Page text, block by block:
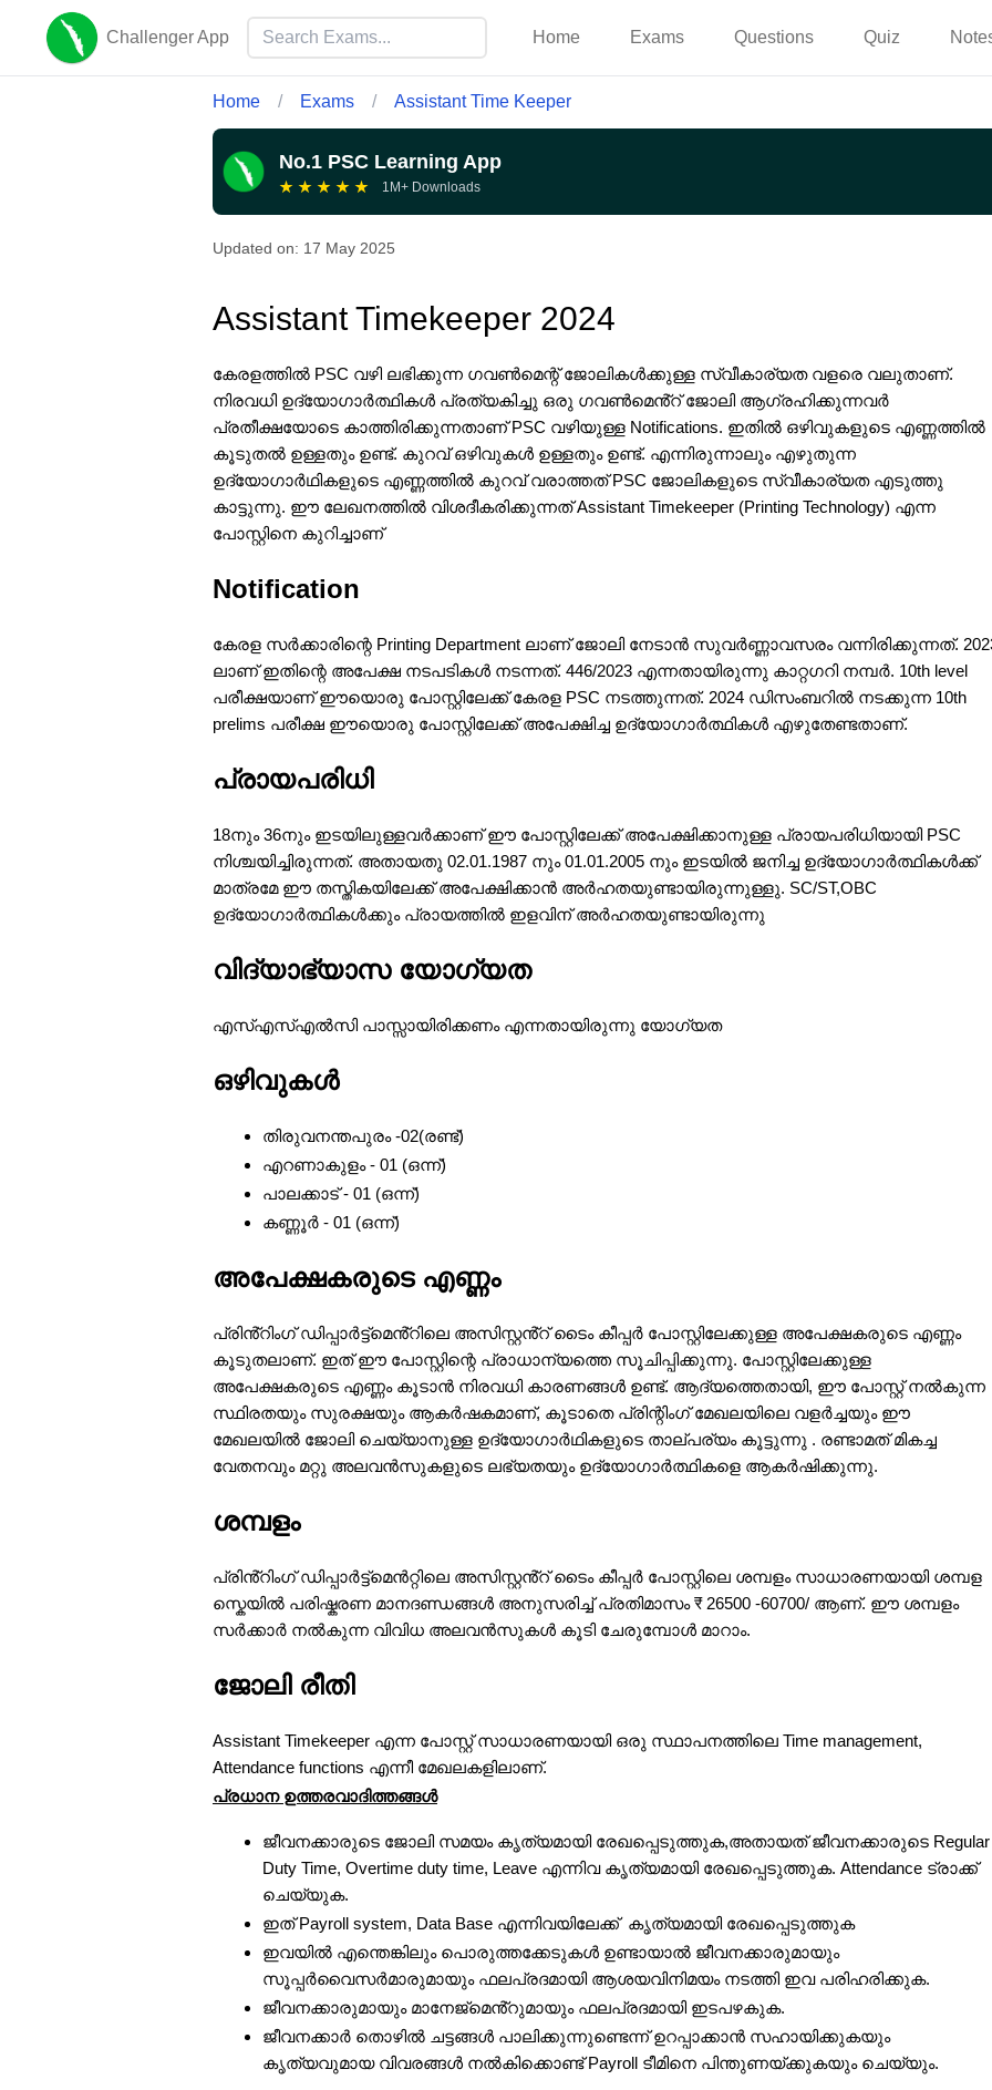
Challenger App Home Exams Questions Quiz
Home / Exams / Assistant Time Keeper
No.1 PSC Learning App
★ ★ ★ ★ ★ 1M+ Downloads
Updated on: 17 May 2025
Assistant Timekeeper 2024
കേരളത്തിൽ PSC വഴി ലഭിക്കുന്ന ഗവൺമെന്റ് ജോലികൾക്കുള്ള സ്വീകാര്യത വളരെ വലുതാണ്.
നിരവധി ഉദ്യോഗാർത്ഥികൾ പ്രത്യകിച്ചു ഒരു ഗവൺമെൻ്റ് ജോലി ആഗ്രഹിക്കുന്നവർ
പ്രതീക്ഷയോടെ കാത്തിരിക്കുന്നതാണ് PSC വഴിയുള്ള Notifications. ഇതിൽ ഒഴിവുകളുടെ എണ്ണത്തിൽ
കൂടുതൽ ഉള്ളതും ഉണ്ട്. കുറവ് ഒഴിവുകൾ ഉള്ളതും ഉണ്ട്. എന്നിരുന്നാലും എഴുതുന്ന
ഉദ്യോഗാർഥികളുടെ എണ്ണത്തിൽ കുറവ് വരാത്തത് PSC ജോലികളുടെ സ്വീകാര്യത എടുത്തു
കാട്ടുന്നു. ഈ ലേഖനത്തിൽ വിശദീകരിക്കുന്നത് Assistant Timekeeper (Printing Technology) എന്ന
പോസ്റ്റിനെ കുറിച്ചാണ്
Notification
കേരള സര്‍ക്കാരിന്റെ Printing Department ലാണ് ജോലി നേടാന്‍ സുവര്‍ണ്ണാവസരം വന്നിരിക്കുന്നത്.
ലാണ് ഇതിന്റെ അപേക്ഷ നടപടികൾ നടന്നത്. 446/2023 എന്നതായിരുന്നു കാറ്റഗറി നമ്പർ. 10th level
പരീക്ഷയാണ് ഈയൊരു പോസ്റ്റിലേക്ക് കേരള PSC നടത്തുന്നത്. 2024 ഡിസംബറിൽ നടക്കുന്ന 10th
prelims പരീക്ഷ ഈയൊരു പോസ്റ്റിലേക്ക് അപേക്ഷിച്ച ഉദ്യോഗാർത്ഥികൾ എഴുതേണ്ടതാണ്.
പ്രായപരിധി
18നും 36നും ഇടയിലുള്ളവർക്കാണ് ഈ പോസ്റ്റിലേക്ക് അപേക്ഷിക്കാനുള്ള പ്രായപരിധിയായി PSC
നിശ്ചയിച്ചിരുന്നത്. അതായതു 02.01.1987 നും 01.01.2005 നും ഇടയിൽ ജനിച്ച ഉദ്യോഗാർത്ഥികൾക്ക്
മാത്രമേ ഈ തസ്തികയിലേക്ക് അപേക്ഷിക്കാൻ അർഹതയുണ്ടായിരുന്നുള്ളു. SC/ST,OBC
ഉദ്യോഗാർത്ഥികൾക്കും പ്രായത്തിൽ ഇളവിന് അർഹതയുണ്ടായിരുന്നു
വിദ്യാഭ്യാസ യോഗ്യത
എസ്എസ്എൽസി പാസ്സായിരിക്കണം എന്നതായിരുന്നു യോഗ്യത
ഒഴിവുകൾ
തിരുവനന്തപുരം -02(രണ്ട്)
എറണാകുളം - 01 (ഒന്ന്)
പാലക്കാട് - 01 (ഒന്ന്)
കണ്ണൂർ - 01 (ഒന്ന്)
അപേക്ഷകരുടെ എണ്ണം
പ്രിൻ്റിംഗ് ഡിപ്പാർട്ട്‌മെൻ്റിലെ അസിസ്റ്റൻ്റ് ടൈം കീപ്പർ പോസ്റ്റിലേക്കുള്ള അപേക്ഷകരുടെ എണ്ണം
കൂടുതലാണ്. ഇത് ഈ പോസ്റ്റിന്റെ പ്രാധാന്യത്തെ സൂചിപ്പിക്കുന്നു. പോസ്റ്റിലേക്കുള്ള
അപേക്ഷകരുടെ എണ്ണം കൂടാൻ നിരവധി കാരണങ്ങൾ ഉണ്ട്. ആദ്യത്തെതായി, ഈ പോസ്റ്റ് നൽകുന്ന
സ്ഥിരതയും സുരക്ഷയും ആകർഷകമാണ്, കൂടാതെ പ്രിന്റിംഗ് മേഖലയിലെ വളർച്ചയും ഈ
മേഖലയിൽ ജോലി ചെയ്യാനുള്ള ഉദ്യോഗാർഥികളുടെ താല്പര്യം കൂട്ടുന്നു . രണ്ടാമത് മികച്ച
വേതനവും മറ്റു അലവൻസുകളുടെ ലഭ്യതയും ഉദ്യോഗാർത്ഥികളെ ആകർഷിക്കുന്നു.
ശമ്പളം
പ്രിൻ്റിംഗ് ഡിപ്പാർട്ട്‌മെൻറ്റിലെ അസിസ്റ്റൻ്റ് ടൈം കീപ്പർ പോസ്റ്റിലെ ശമ്പളം സാധാരണയായി ശമ്പള
സ്കെയിൽ പരിഷ്കരണ മാനദണ്ഡങ്ങൾ അനുസരിച്ച് പ്രതിമാസം ₹ 26500 -60700/ ആണ്. ഈ ശമ്പളം
സർക്കാർ നൽകുന്ന വിവിധ അലവൻസുകൾ കൂടി ചേരുമ്പോൾ മാറാം.
ജോലി രീതി
Assistant Timekeeper എന്ന പോസ്റ്റ് സാധാരണയായി ഒരു സ്ഥാപനത്തിലെ Time management,
Attendance functions എന്നീ മേഖലകളിലാണ്.
പ്രധാന ഉത്തരവാദിത്തങ്ങൾ
ജീവനക്കാരുടെ ജോലി സമയം കൃത്യമായി രേഖപ്പെടുത്തുക,അതായത് ജീവനക്കാരുടെ Regular
Duty Time, Overtime duty time, Leave എന്നിവ കൃത്യമായി രേഖപ്പെടുത്തുക. Attendance ട്രാക്ക്
ചെയ്യുക.
ഇത് Payroll system, Data Base എന്നിവയിലേക്ക് കൃത്യമായി രേഖപ്പെടുത്തുക
ഇവയിൽ എന്തെങ്കിലും പൊരുത്തക്കേടുകൾ ഉണ്ടായാൽ ജീവനക്കാരുമായും
സൂപ്പർവൈസർമാരുമായും ഫലപ്രദമായി ആശയവിനിമയം നടത്തി ഇവ പരിഹരിക്കുക.
ജീവനക്കാരുമായും മാനേജ്മെൻ്റുമായും ഫലപ്രദമായി ഇടപഴകുക.
ജീവനക്കാർ തൊഴിൽ ചട്ടങ്ങൾ പാലിക്കുന്നുണ്ടെന്ന് ഉറപ്പാക്കാൻ സഹായിക്കുകയും
കൃത്യവുമായ വിവരങ്ങൾ നൽകിക്കൊണ്ട് Payroll ടീമിനെ പിന്തുണയ്ക്കുകയും ചെയ്യും.